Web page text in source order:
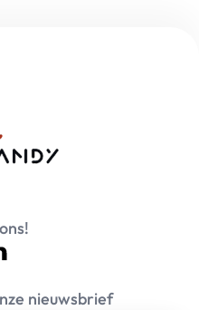
nieuwsbrief